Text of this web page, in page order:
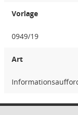
Vorlage
0949/19
Art